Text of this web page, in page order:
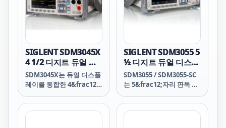
분야에 적합합니다. 온도
프로파일링 또는 검증 테스
트를 시작하기 전에 여러
열전대를 알려진 기준 온도
로 “영점” 조정해야 할 경
우 버튼을 누르면 2638A가
모든 판독값을 기준 채널로
정규화하여 기준 온도의 오
프셋을 지원 데이터 파일에
저장합니다. AMS 지침에
따라 챔버 테스트 또는 열
처리 테스트를 수행하거나
SIGLENT SDM3045X
4 1/2 디지트 듀얼 디
스플레이 디지털 멀티
미터
SDM3045X는 듀얼 디스플
레이를 통합한 4&frac12;
트) 멀티미터로, 특히 고정
밀, 다기능 및 자동 측정 요
SIGLENT SDM3055 5
½ 디지트 듀얼 디스플
레이 디지털 멀티미터
SDM3055 / SDM3055-SC
는 5&frac12;자리 판독 분
갖춘 디지털 멀티미터로,
특히 고정밀, 다기능 및 자